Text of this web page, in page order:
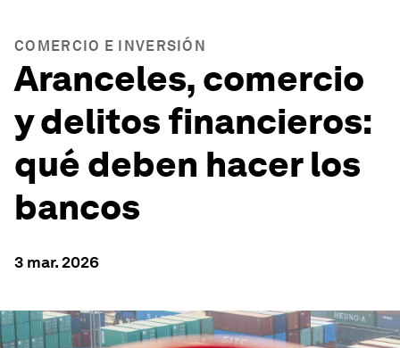
COMERCIO E INVERSIÓN
Aranceles, comercio
y delitos financieros:
qué deben hacer los
bancos
3 mar. 2026